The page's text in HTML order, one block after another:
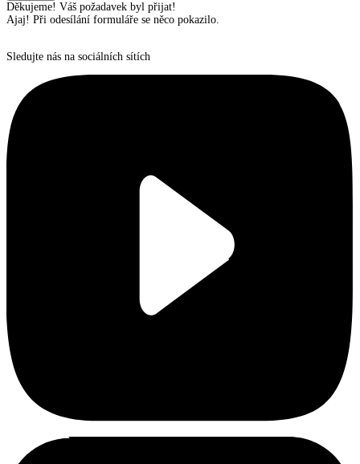
Děkujeme! Váš požadavek byl přijat!
Ajaj! Při odesílání formuláře se něco pokazilo.
Sledujte nás na sociálních sítích